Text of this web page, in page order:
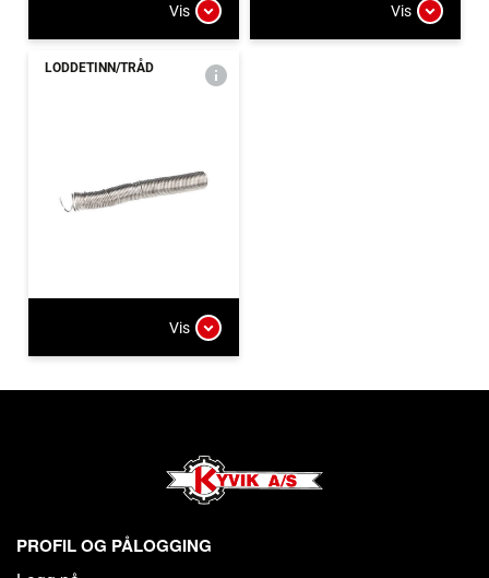
Vis Vis
LODDETINN/TRÅD
Vis
PROFIL OG PÅLOGGING